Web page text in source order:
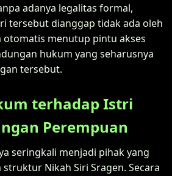
adanya legalitas formal,
tersebut dianggap tidak ada oleh
otomatis menutup pintu akses
hukum yang seharusnya
tersebut.
terhadap Istri
Perempuan
seringkali menjadi pihak yang
Nikah Siri Sragen. Secara